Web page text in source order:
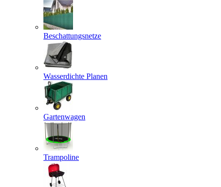
Beschattungsnetze
Wasserdichte Planen
Gartenwagen
Trampoline